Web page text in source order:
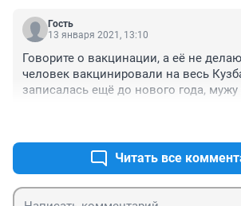
Гость
13 января 2021, 13:10
Говорите о вакцинации, а её не
человек вакцинировали на весь
записалась ещё до нового года, мужу
Читать все